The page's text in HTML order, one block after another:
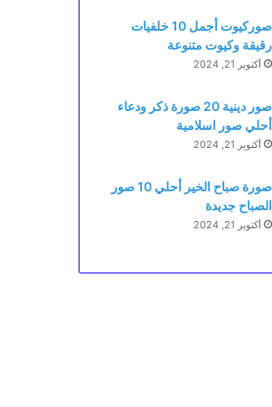
صوركيوت أجمل 10 خلفيات
رقيقة وكيوت متنوعة
أكتوبر 21, 2024
صور دينية 20 صورة ذكر ودعاء
أحلي صور اسلامية
أكتوبر 21, 2024
صورة صباح الخير أحلي 10 صور
الصباح جديدة
أكتوبر 21, 2024